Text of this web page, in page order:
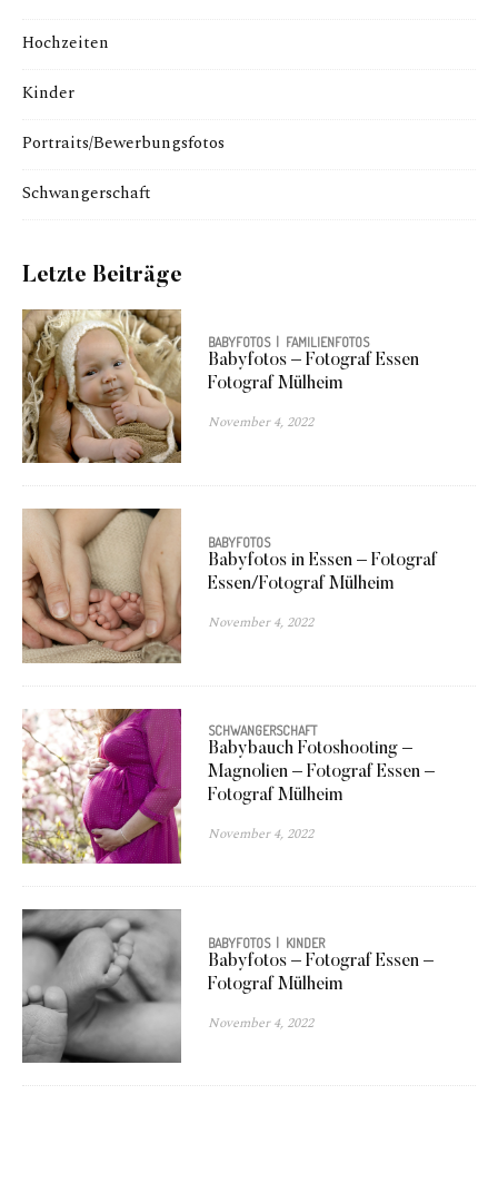
Hochzeiten
Kinder
Portraits/Bewerbungsfotos
Schwangerschaft
Letzte Beiträge
BABYFOTOS FAMILIENFOTOS
Babyfotos – Fotograf Essen
Fotograf Mülheim
November 4, 2022
BABYFOTOS
Babyfotos in Essen – Fotograf
Essen/Fotograf Mülheim
November 4, 2022
SCHWANGERSCHAFT
Babybauch Fotoshooting –
Magnolien – Fotograf Essen –
Fotograf Mülheim
November 4, 2022
BABYFOTOS KINDER
Babyfotos – Fotograf Essen –
Fotograf Mülheim
November 4, 2022